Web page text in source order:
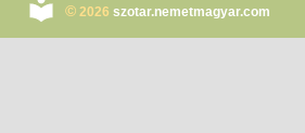
© 2026 szotar.nemetmagyar.com